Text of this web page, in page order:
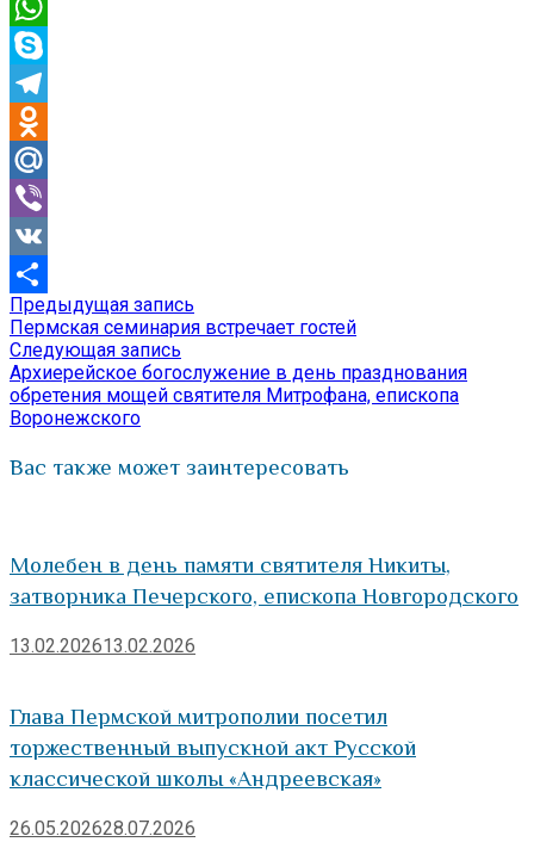
Email
WhatsApp
Skype
Telegram
Odnoklassniki
Mail.Ru
Viber
VK
Отправить
Навигация
по
записям
Предыдущая запись
запись:
Пермская семинария встречает гостей
Следующая запись
запись:
Архиерейское богослужение в день празднования
обретения мощей святителя Митрофана, епископа
Воронежского
Вас также может заинтересовать
Молебен в день памяти святителя Никиты,
затворника Печерского, епископа Новгородского
13.02.202613.02.2026
Глава Пермской митрополии посетил
торжественный выпускной акт Русской
классической школы «Андреевская»
26.05.202628.07.2026